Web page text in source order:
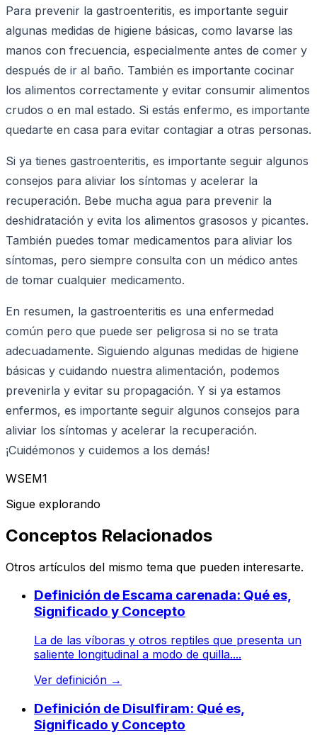
Para prevenir la gastroenteritis, es importante seguir
algunas medidas de higiene básicas, como lavarse las
manos con frecuencia, especialmente antes de comer y
después de ir al baño. También es importante cocinar
los alimentos correctamente y evitar consumir alimentos
crudos o en mal estado. Si estás enfermo, es importante
quedarte en casa para evitar contagiar a otras personas.
Si ya tienes gastroenteritis, es importante seguir algunos
consejos para aliviar los síntomas y acelerar la
recuperación. Bebe mucha agua para prevenir la
deshidratación y evita los alimentos grasosos y picantes.
También puedes tomar medicamentos para aliviar los
síntomas, pero siempre consulta con un médico antes
de tomar cualquier medicamento.
En resumen, la gastroenteritis es una enfermedad
común pero que puede ser peligrosa si no se trata
adecuadamente. Siguiendo algunas medidas de higiene
básicas y cuidando nuestra alimentación, podemos
prevenirla y evitar su propagación. Y si ya estamos
enfermos, es importante seguir algunos consejos para
aliviar los síntomas y acelerar la recuperación.
¡Cuidémonos y cuidemos a los demás!
WSEM1
Sigue explorando
Conceptos Relacionados
Otros artículos del mismo tema que pueden interesarte.
Definición de Escama carenada: Qué es,
Significado y Concepto
La de las víboras y otros reptiles que presenta un
saliente longitudinal a modo de quilla....
Ver definición →
Definición de Disulfiram: Qué es,
Significado y Concepto